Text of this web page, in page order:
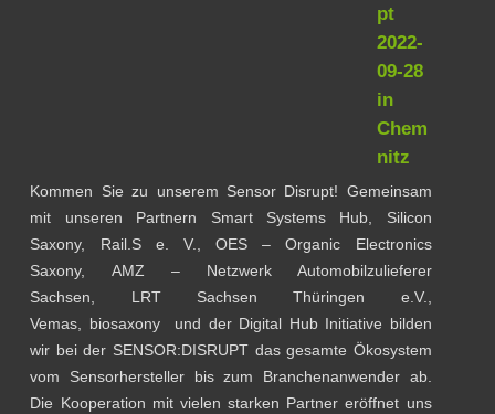
pt
2022-
09-28
in
Chem
nitz
Kommen Sie zu unserem Sensor Disrupt! Gemeinsam
mit unseren Partnern Smart Systems Hub, Silicon
Saxony, Rail.S e. V., OES – Organic Electronics
Saxony, AMZ – Netzwerk Automobilzulieferer
Sachsen, LRT Sachsen Thüringen e.V.,
Vemas, biosaxony und der Digital Hub Initiative bilden
wir bei der SENSOR:DISRUPT das gesamte Ökosystem
vom Sensorhersteller bis zum Branchenanwender ab.
Die Kooperation mit vielen starken Partner eröffnet uns